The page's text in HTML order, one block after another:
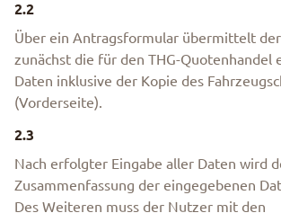
2.2
Über ein Antragsformular übermittelt
zunächst die für den THG-Quotenhandel
Daten inklusive der Kopie des
(Vorderseite).
2.3
Nach erfolgter Eingabe aller Daten wird
Zusammenfassung der eingegebenen
Des Weiteren muss der Nutzer mit den